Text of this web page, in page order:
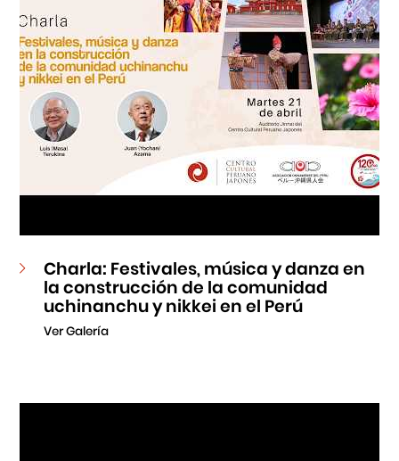
Charla: Festivales, música y danza en
la construcción de la comunidad
uchinanchu y nikkei en el Perú
Ver Galería